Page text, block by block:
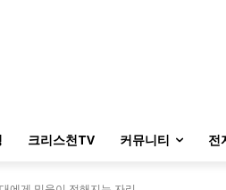
크리스천TV 커뮤니티 전